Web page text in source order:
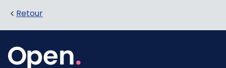
Retour